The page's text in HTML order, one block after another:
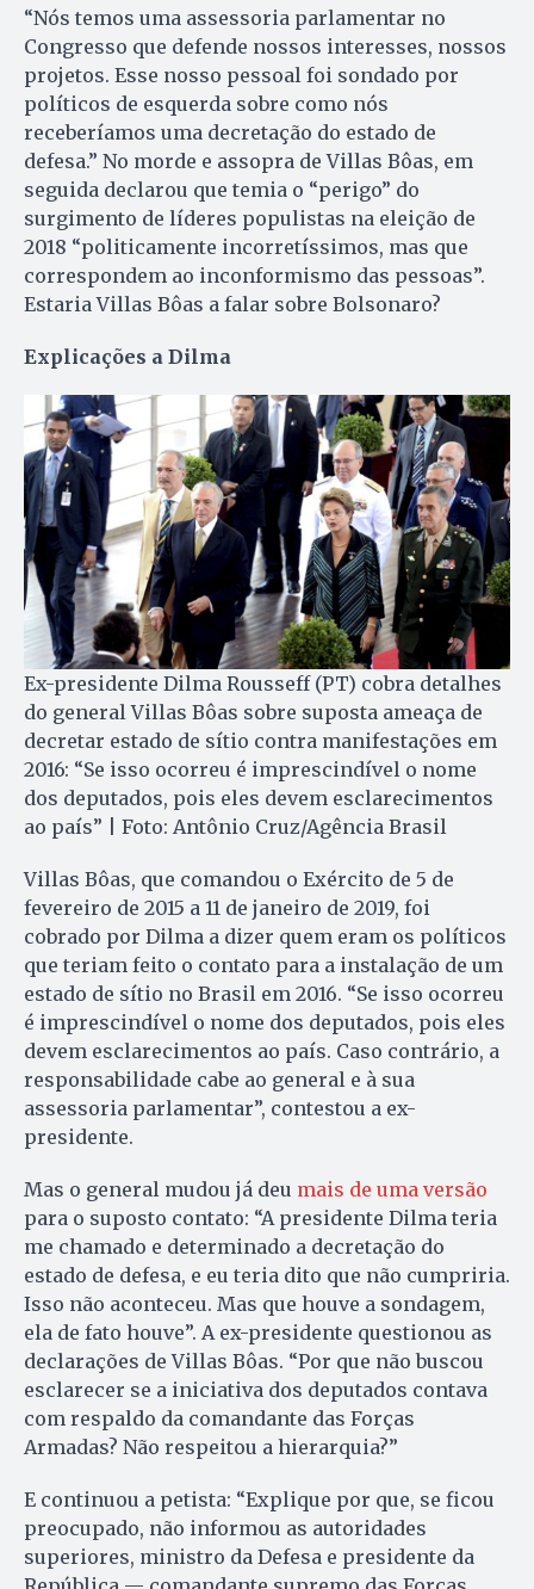
“Nós temos uma assessoria parlamentar no
Congresso que defende nossos interesses, nossos
projetos. Esse nosso pessoal foi sondado por
políticos de esquerda sobre como nós
receberíamos uma decretação do estado de
defesa.” No morde e assopra de Villas Bôas, em
seguida declarou que temia o “perigo” do
surgimento de líderes populistas na eleição de
2018 “politicamente incorretíssimos, mas que
correspondem ao inconformismo das pessoas”.
Estaria Villas Bôas a falar sobre Bolsonaro?
Explicações a Dilma
Ex-presidente Dilma Rousseff (PT) cobra detalhes
do general Villas Bôas sobre suposta ameaça de
decretar estado de sítio contra manifestações em
2016: “Se isso ocorreu é imprescindível o nome
dos deputados, pois eles devem esclarecimentos
ao país” | Foto: Antônio Cruz/Agência Brasil
Villas Bôas, que comandou o Exército de 5 de
fevereiro de 2015 a 11 de janeiro de 2019, foi
cobrado por Dilma a dizer quem eram os políticos
que teriam feito o contato para a instalação de um
estado de sítio no Brasil em 2016. “Se isso ocorreu
é imprescindível o nome dos deputados, pois eles
devem esclarecimentos ao país. Caso contrário, a
responsabilidade cabe ao general e à sua
assessoria parlamentar”, contestou a ex-
presidente.
Mas o general mudou já deu mais de uma versão
para o suposto contato: “A presidente Dilma teria
me chamado e determinado a decretação do
estado de defesa, e eu teria dito que não cumpriria.
Isso não aconteceu. Mas que houve a sondagem,
ela de fato houve”. A ex-presidente questionou as
declarações de Villas Bôas. “Por que não buscou
esclarecer se a iniciativa dos deputados contava
com respaldo da comandante das Forças
Armadas? Não respeitou a hierarquia?”
E continuou a petista: “Explique por que, se ficou
preocupado, não informou as autoridades
superiores, ministro da Defesa e presidente da